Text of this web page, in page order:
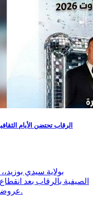
بولاية سيدي
الصيفية بالرقاب بعد
عروضا فنية و مسرحية وعرض خاص بالأطفال.